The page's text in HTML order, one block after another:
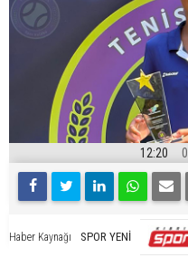
12:20
Haber Kaynağı SPOR YENİ